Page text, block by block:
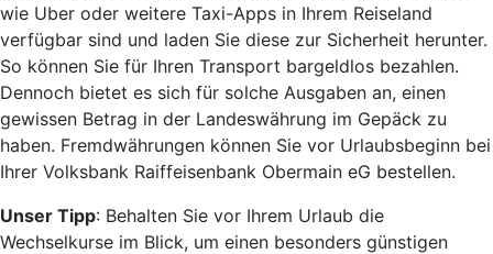
wie Uber oder weitere Taxi-Apps in Ihrem Reiseland
verfügbar sind und laden Sie diese zur Sicherheit herunter.
So können Sie für Ihren Transport bargeldlos bezahlen.
Dennoch bietet es sich für solche Ausgaben an, einen
gewissen Betrag in der Landeswährung im Gepäck zu
haben. Fremdwährungen können Sie vor Urlaubsbeginn bei
Ihrer Volksbank Raiffeisenbank Obermain eG bestellen.
Unser Tipp: Behalten Sie vor Ihrem Urlaub die
Wechselkurse im Blick, um einen besonders günstigen